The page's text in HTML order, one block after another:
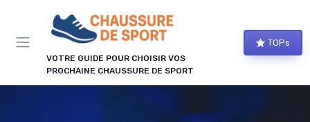
VOTRE GUIDE POUR CHOISIR VOS
PROCHAINE CHAUSSURE DE SPORT
TOPs